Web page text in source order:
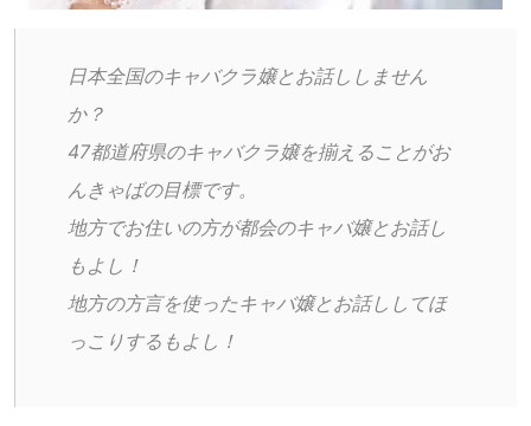
日本全国のキャバクラ嬢とお話ししません
か？
47都道府県のキャバクラ嬢を揃えることがお
んきゃばの目標です。
地方でお住いの方が都会のキャバ嬢とお話し
もよし！
地方の方言を使ったキャバ嬢とお話ししてほ
っこりするもよし！